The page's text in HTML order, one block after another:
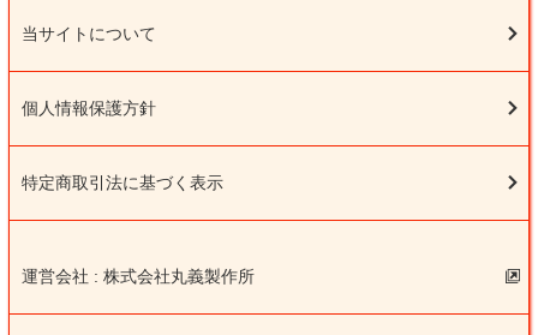
当サイトについて
個人情報保護方針
特定商取引法に基づく表示
株式会社丸義製作所